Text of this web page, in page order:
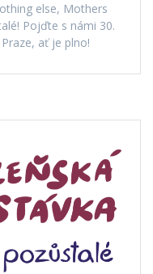
else, Mothers
Pojďte s námi 30.
ať je plno!